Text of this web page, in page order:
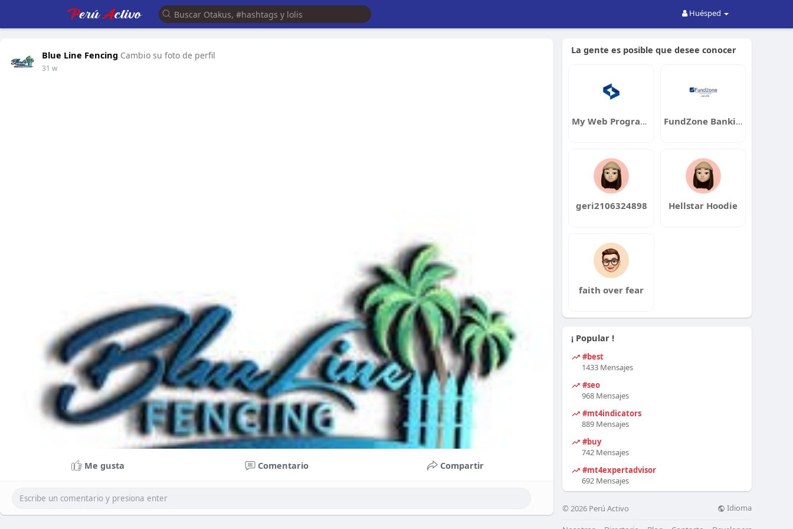
Huésped
Blue Line Fencing Cambio su foto de perfil
31 w
Me gusta Comentario Compartir
La gente es posible que desee conocer
My Web Programmer FundZone Banking Consultant LLC
geri2106324898 Hellstar Hoodie
faith over fear
¡ Popular !
#best
1433 Mensajes
#seo
968 Mensajes
#mt4indicators
889 Mensajes
#buy
742 Mensajes
#mt4expertadvisor
692 Mensajes
© 2026 Perú Activo Idioma